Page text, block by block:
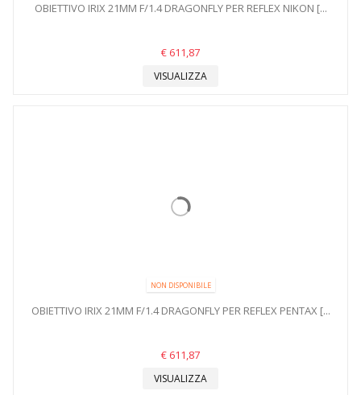
OBIETTIVO IRIX 21MM F/1.4 DRAGONFLY PER REFLEX NIKON [...
€ 611,87
VISUALIZZA
NON DISPONIBILE
OBIETTIVO IRIX 21MM F/1.4 DRAGONFLY PER REFLEX PENTAX [...
€ 611,87
VISUALIZZA